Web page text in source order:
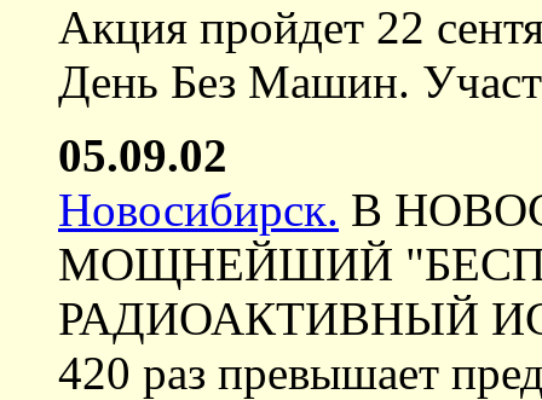
Акция пройдет 22
День Без Машин.
05.09.02
Новосибирск. В
МОЩНЕЙШИЙ
РАДИОАКТИВНЫЙ
420 раз превышает